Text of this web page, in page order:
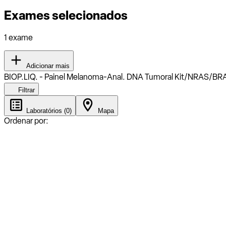
Exames selecionados
1 exame
Adicionar mais
BIOP.LIQ. - Painel Melanoma-Anal. DNA Tumoral Kit/NRAS/
Filtrar
Laboratórios (0) Mapa
Ordenar por: